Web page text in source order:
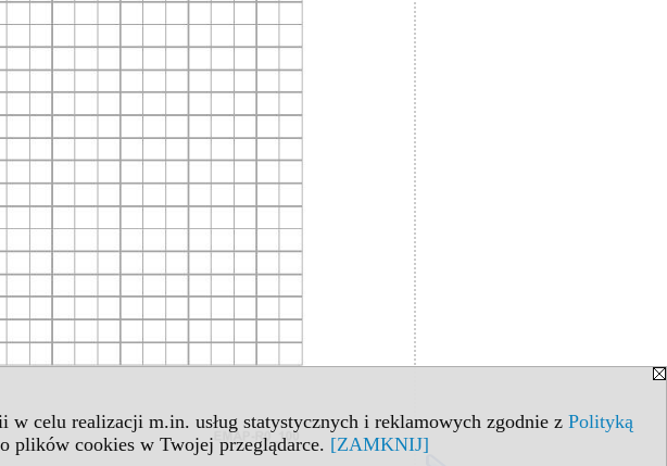
celu realizacji m.in. usług statystycznych i reklamowych zgodnie z Polityką
plików cookies w Twojej przeglądarce. [ZAMKNIJ]